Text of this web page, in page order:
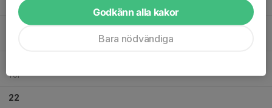
Tor
22
Godkänn alla kakor
Bara nödvändiga